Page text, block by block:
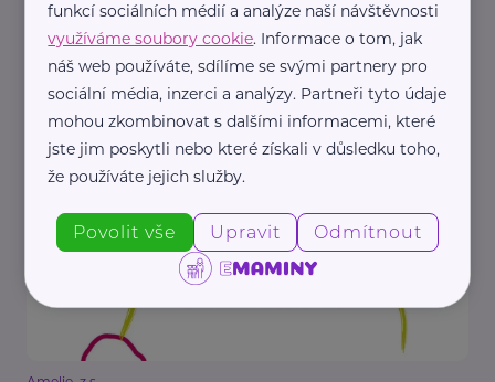
Reklama
Renomé Clinic
Jak zpevnit prsa po kojení? Cesta zpět k
sebevědomí
Kojení Péče
funkcí sociálních médií a analýze naší návštěvnosti
využíváme soubory cookie. Informace o tom, jak
náš web používáte, sdílíme se svými partnery pro
sociální média, inzerci a analýzy. Partneři tyto údaje
mohou zkombinovat s dalšími informacemi, které
jste jim poskytli nebo které získali v důsledku toho,
že používáte jejich služby.
Povolit vše Upravit Odmítnout